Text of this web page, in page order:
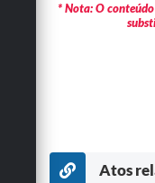
Sala M. do
* Nota: O
Atos